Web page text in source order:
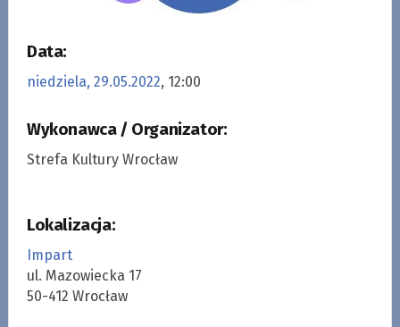
Data:
niedziela, 29.05.2022, 12:00
Wykonawca / Organizator:
Strefa Kultury Wrocław
Lokalizacja:
Impart
ul. Mazowiecka 17
50-412 Wrocław